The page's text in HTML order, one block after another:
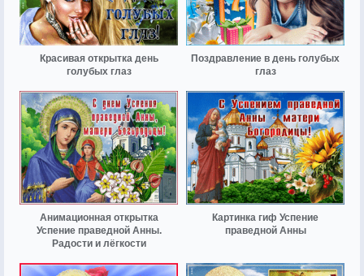
Красивая открытка день
голубых глаз
Поздравление в день голубых
глаз
Анимационная открытка
Успение праведной Анны.
Радости и лёгкости
Картинка гиф Успение
праведной Анны